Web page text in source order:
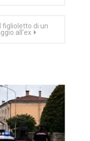
figlioletto di un
all’ex